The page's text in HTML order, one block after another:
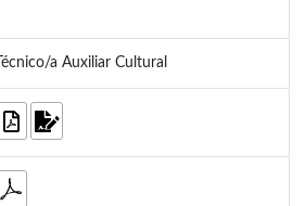
Técnico/a Auxiliar Cultural